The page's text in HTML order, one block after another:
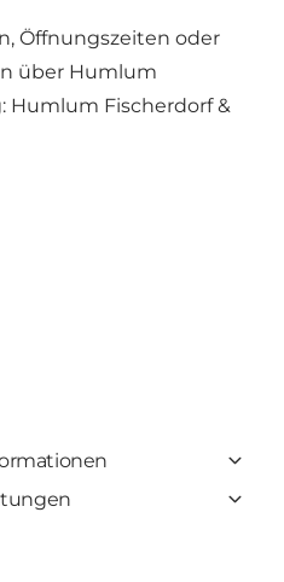
Öffnungszeiten oder
über Humlum
Humlum Fischerdorf &